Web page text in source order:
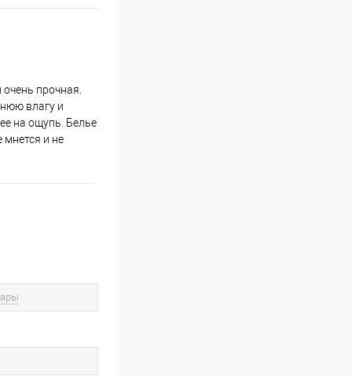
прочная.
влагу и
на ощупь. Белье
мнется и не